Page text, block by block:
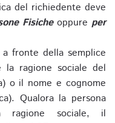
del richiedente deve
Fisicheoppure per
fronte della semplice
ragione sociale del
o il nome e cognome
Qualora la persona
ragione sociale, il